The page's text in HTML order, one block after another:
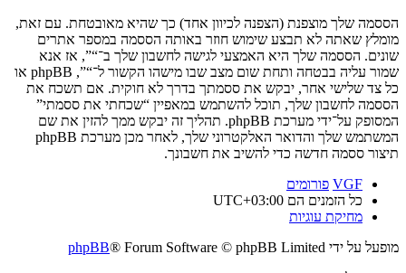
הססמה שלך מוצפנת (הצפנה לכיוון אחד) כך שהיא מאובטחת. עם זאת,
מומלץ שאתה לא תבצע שימוש חוזר באותה הססמה במספר אתרים
שונים. הססמה שלך היא האמצעי לגישה לחשבון שלך ב־“”, אז אנא
שמור עליה בבטחה ותחת שום מצב שבו מישהו הקשור ל־“”, phpBB או
כל צד שלישי אחר, יבקש את ססמתך בדרך לא חוקית. אם תשכח את
הססמה לחשבון שלך, תוכל להשתמש במאפיין “שכחתי את ססמתי”
המסופק על־ידי מערכת phpBB. תהליך זה יבקש ממך להזין את שם
המשתמש שלך והדואר האלקטרוני שלך, לאחר מכן מערכת phpBB
תיצור ססמה חדשה כדי להשיב את חשבונך.
VGF פורומים
כל הזמנים הם UTC+03:00
מחיקת עוגיות
מופעל על ידי
phpBB® Forum Software © phpBB Limited